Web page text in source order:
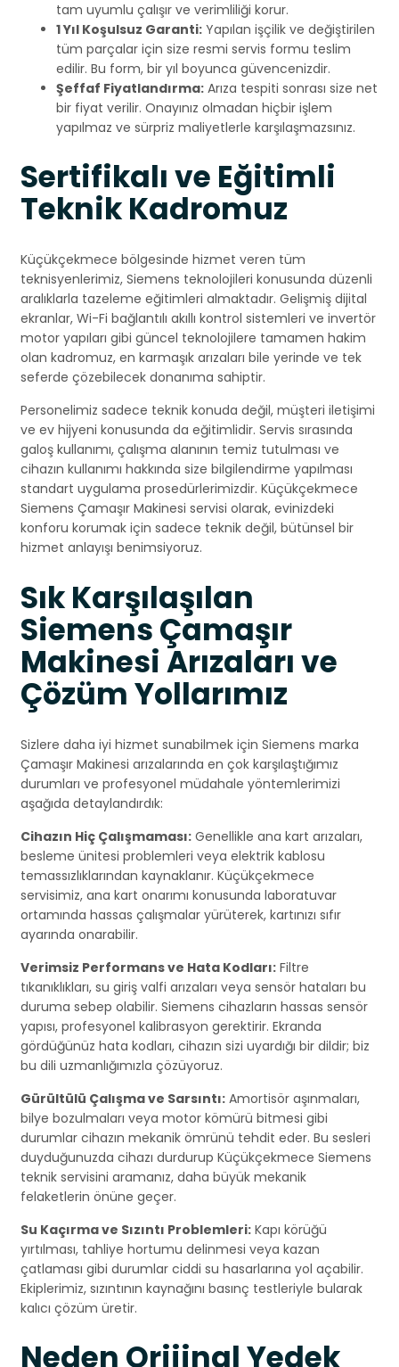
tam uyumlu çalışır ve verimliliği korur.
1 Yıl Koşulsuz Garanti: Yapılan işçilik ve değiştirilen
tüm parçalar için size resmi servis formu teslim
edilir. Bu form, bir yıl boyunca güvencenizdir.
Şeffaf Fiyatlandırma: Arıza tespiti sonrası size net
bir fiyat verilir. Onayınız olmadan hiçbir işlem
yapılmaz ve sürpriz maliyetlerle karşılaşmazsınız.
Sertifikalı ve Eğitimli
Teknik Kadromuz
Küçükçekmece bölgesinde hizmet veren tüm
teknisyenlerimiz, Siemens teknolojileri konusunda düzenli
aralıklarla tazeleme eğitimleri almaktadır. Gelişmiş dijital
ekranlar, Wi-Fi bağlantılı akıllı kontrol sistemleri ve invertör
motor yapıları gibi güncel teknolojilere tamamen hakim
olan kadromuz, en karmaşık arızaları bile yerinde ve tek
seferde çözebilecek donanıma sahiptir.
Personelimiz sadece teknik konuda değil, müşteri iletişimi
ve ev hijyeni konusunda da eğitimlidir. Servis sırasında
galoş kullanımı, çalışma alanının temiz tutulması ve
cihazın kullanımı hakkında size bilgilendirme yapılması
standart uygulama prosedürlerimizdir. Küçükçekmece
Siemens Çamaşır Makinesi servisi olarak, evinizdeki
konforu korumak için sadece teknik değil, bütünsel bir
hizmet anlayışı benimsiyoruz.
Sık Karşılaşılan
Siemens Çamaşır
Makinesi Arızaları ve
Çözüm Yollarımız
Sizlere daha iyi hizmet sunabilmek için Siemens marka
Çamaşır Makinesi arızalarında en çok karşılaştığımız
durumları ve profesyonel müdahale yöntemlerimizi
aşağıda detaylandırdık:
Cihazın Hiç Çalışmaması: Genellikle ana kart arızaları,
besleme ünitesi problemleri veya elektrik kablosu
temassızlıklarından kaynaklanır. Küçükçekmece
servisimiz, ana kart onarımı konusunda laboratuvar
ortamında hassas çalışmalar yürüterek, kartınızı sıfır
ayarında onarabilir.
Verimsiz Performans ve Hata Kodları: Filtre
tıkanıklıkları, su giriş valfi arızaları veya sensör hataları bu
duruma sebep olabilir. Siemens cihazların hassas sensör
yapısı, profesyonel kalibrasyon gerektirir. Ekranda
gördüğünüz hata kodları, cihazın sizi uyardığı bir dildir; biz
bu dili uzmanlığımızla çözüyoruz.
Gürültülü Çalışma ve Sarsıntı: Amortisör aşınmaları,
bilye bozulmaları veya motor kömürü bitmesi gibi
durumlar cihazın mekanik ömrünü tehdit eder. Bu sesleri
duyduğunuzda cihazı durdurup Küçükçekmece Siemens
teknik servisini aramanız, daha büyük mekanik
felaketlerin önüne geçer.
Su Kaçırma ve Sızıntı Problemleri: Kapı körüğü
yırtılması, tahliye hortumu delinmesi veya kazan
çatlaması gibi durumlar ciddi su hasarlarına yol açabilir.
Ekiplerimiz, sızıntının kaynağını basınç testleriyle bularak
kalıcı çözüm üretir.
Neden Orijinal Yedek